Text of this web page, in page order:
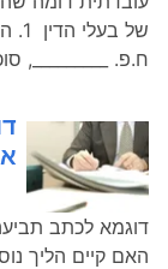
של
ח.פ. _________,
האם קיים הליך